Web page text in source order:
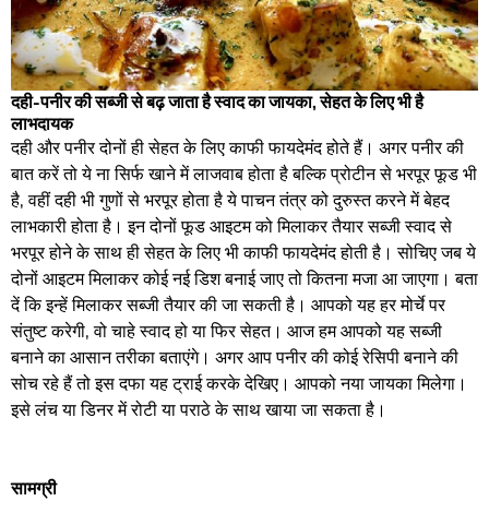
दही-पनीर की सब्जी से बढ़ जाता है स्वाद का जायका, सेहत के लिए भी है
लाभदायक
दही और पनीर दोनों ही सेहत के लिए काफी फायदेमंद होते हैं। अगर पनीर की
बात करें तो ये ना सिर्फ खाने में लाजवाब होता है बल्कि प्रोटीन से भरपूर फूड भी
है, वहीं दही भी गुणों से भरपूर होता है ये पाचन तंत्र को दुरुस्त करने में बेहद
लाभकारी होता है। इन दोनों फूड आइटम को मिलाकर तैयार सब्जी स्वाद से
भरपूर होने के साथ ही सेहत के लिए भी काफी फायदेमंद होती है। सोचिए जब ये
दोनों आइटम मिलाकर कोई नई डिश बनाई जाए तो कितना मजा आ जाएगा। बता
दें कि इन्हें मिलाकर सब्जी तैयार की जा सकती है। आपको यह हर मोर्चे पर
संतुष्ट करेगी, वो चाहे स्वाद हो या फिर सेहत। आज हम आपको यह सब्जी
बनाने का आसान तरीका बताएंगे। अगर आप पनीर की कोई रेसिपी बनाने की
सोच रहे हैं तो इस दफा यह ट्राई करके देखिए। आपको नया जायका मिलेगा।
इसे लंच या डिनर में रोटी या पराठे के साथ खाया जा सकता है।
सामग्री